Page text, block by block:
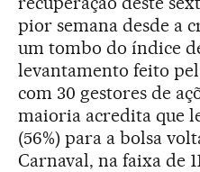
pior semana desde a
um tombo do índice
levantamento feito
com 30 gestores de
maioria acredita que
(56%) para a bolsa
Carnaval, na faixa de